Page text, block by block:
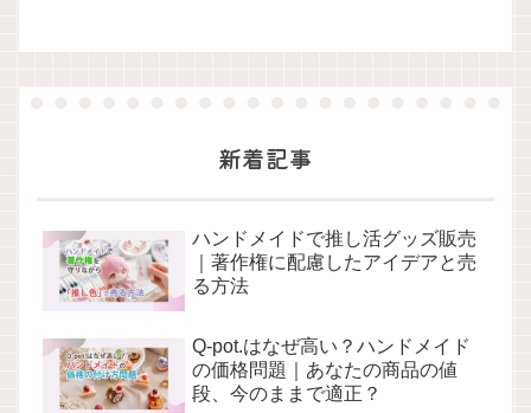
新着記事
ハンドメイドで推し活グッズ販売
｜著作権に配慮したアイデアと売
る方法
Q-pot.はなぜ高い？ハンドメイド
の価格問題｜あなたの商品の値
段、今のままで適正？